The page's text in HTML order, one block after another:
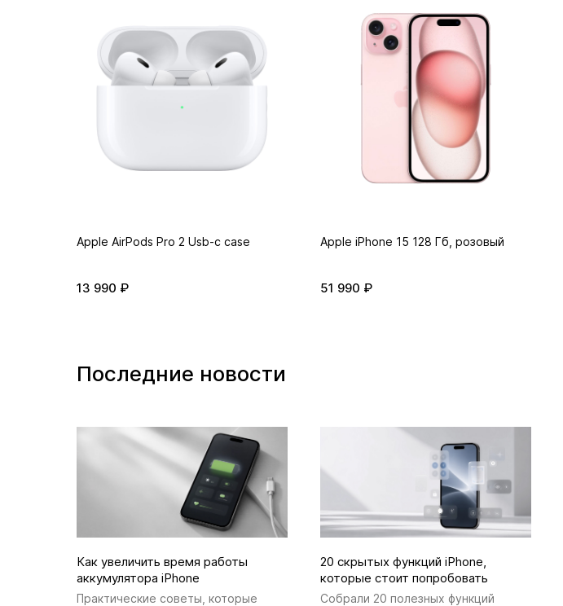
Apple AirPods Pro 2 Usb-c case
13 990 ₽
Apple iPhone 15 128 Гб, розовый
51 990 ₽
Последние новости
Как увеличить время работы
аккумулятора iPhone
Практические советы, которые
20 скрытых функций iPhone,
которые стоит попробовать
Собрали 20 полезных функций